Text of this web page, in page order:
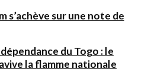
s’achève sur une note de
du Togo : le
la flamme nationale